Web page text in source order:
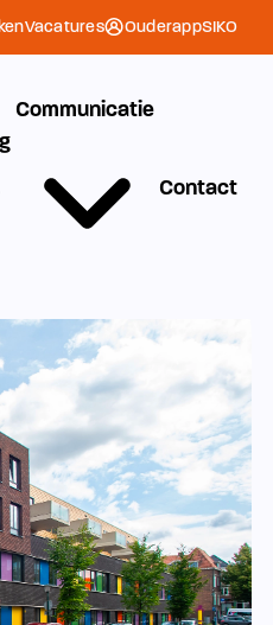
Vacatures OuderappSIKO
Communicatie
Contact